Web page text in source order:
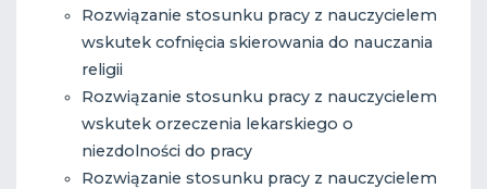
Rozwiązanie stosunku pracy z nauczycielem
wskutek cofnięcia skierowania do nauczania
religii
Rozwiązanie stosunku pracy z nauczycielem
wskutek orzeczenia lekarskiego o
niezdolności do pracy
Rozwiązanie stosunku pracy z nauczycielem